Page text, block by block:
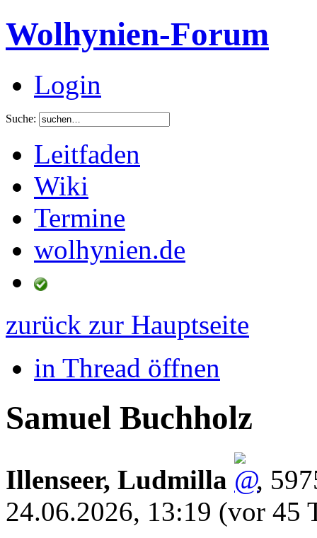
Wolhynien-Forum
Login
Suche:
Leitfaden
Wiki
Termine
wolhynien.de
zurück zur Hauptseite
in Thread öffnen
Samuel Buchholz
Illenseer, Ludmilla ,
24.06.2026, 13:19 (vor 45